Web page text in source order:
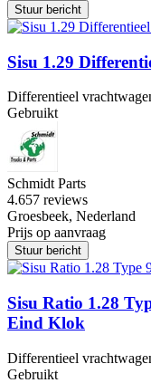
Stuur bericht
Sisu 1.29
Differentieel
Gebruikt
Schmidt Parts
4.657 reviews
Groesbeek, Nederland
Prijs op aanvraag
Stuur bericht
Sisu Ratio 1.28
Eind Klok
Differentieel
Gebruikt